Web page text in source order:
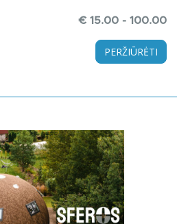
€ 15.00 - 100.00
PERŽIŪRĖTI